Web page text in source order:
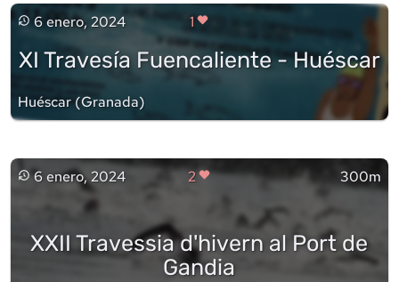
6 enero, 2024 1
XI Travesía Fuencaliente - Huéscar
Huéscar(Granada)
6 enero, 2024 2 300m
XXII Travessia d'hivern al Port de
Gandia